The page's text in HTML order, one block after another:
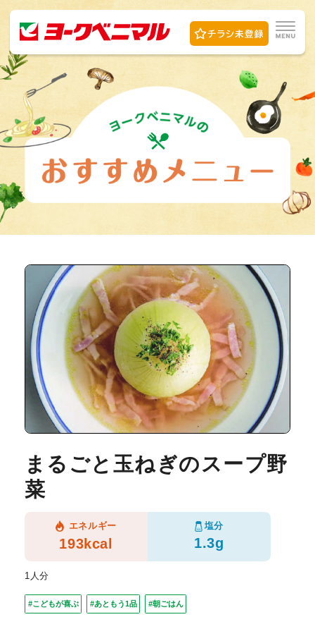
まるごと玉ねぎのスープ野
菜
エネルギー
193kcal
塩分
1.3g
1人分
#こどもが喜ぶ #あともう1品 #朝ごはん